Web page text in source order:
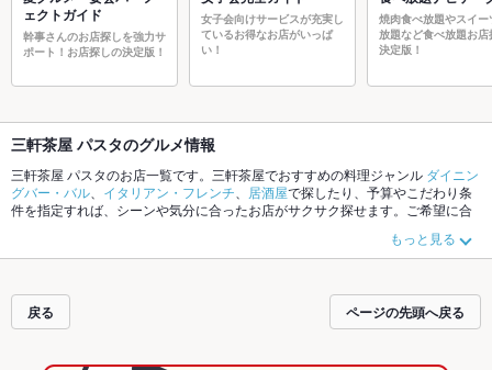
ェクトガイド
幹事さんのお店探しを強力サ
ポート！お店探しの決定版！
女子会向けサービスが充実し
ているお得なお店がいっぱ
い！
焼肉食べ放題やスイー
放題など食べ放題お店
決定版！
三軒茶屋 パスタのグルメ情報
三軒茶屋 パスタのお店一覧です。三軒茶屋でおすすめの料理ジャンル ダイニン
グバー・バル
イタリアン・フレンチ 居酒屋で探したり、予算やこだわり条
件を指定すれば、シーンや気分に合ったお店がサクサク探せます。ご希望に合
もチェックしてみてください。ホットペッパーグルメなら、お得なクーポンは
もちろん、こだわりメニューからあげ、馬刺し、お茶漬けや季節のおすすめ料
ネット予約が使えるお店も拡大中です。友達どうしの飲み会にも、会社の宴会
にも、デートやパーティーにもお得に便利にホットペッパーグルメをご利用く
ださい。
もっと見る
戻る ページの先頭へ戻る